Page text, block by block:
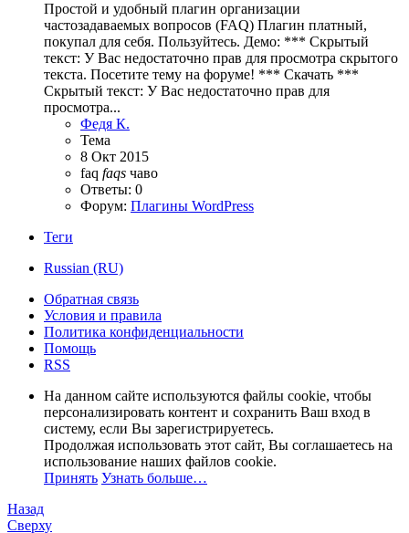
Простой и удобный плагин организации
частозадаваемых вопросов (FAQ) Плагин платный,
покупал для себя. Пользуйтесь. Демо: *** Скрытый
текст: У Вас недостаточно прав для просмотра скрытого
текста. Посетите тему на форуме! *** Скачать ***
Скрытый текст: У Вас недостаточно прав для
просмотра...
Федя К.
Тема
8 Окт 2015
faq faqs чаво
Ответы: 0
Форум: Плагины WordPress
Теги
Russian (RU)
Обратная связь
Условия и правила
Политика конфиденциальности
Помощь
RSS
На данном сайте используются файлы cookie, чтобы
персонализировать контент и сохранить Ваш вход в
систему, если Вы зарегистрируетесь.
Продолжая использовать этот сайт, Вы соглашаетесь на
использование наших файлов cookie.
Принять Узнать больше…
Назад
Сверху